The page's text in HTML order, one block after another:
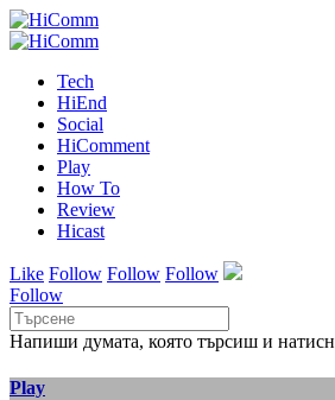
Tech
HiEnd
Social
HiComment
Play
How To
Review
Hicast
Like Follow Follow Follow
Follow
Напиши думата, която търсиш и
Play